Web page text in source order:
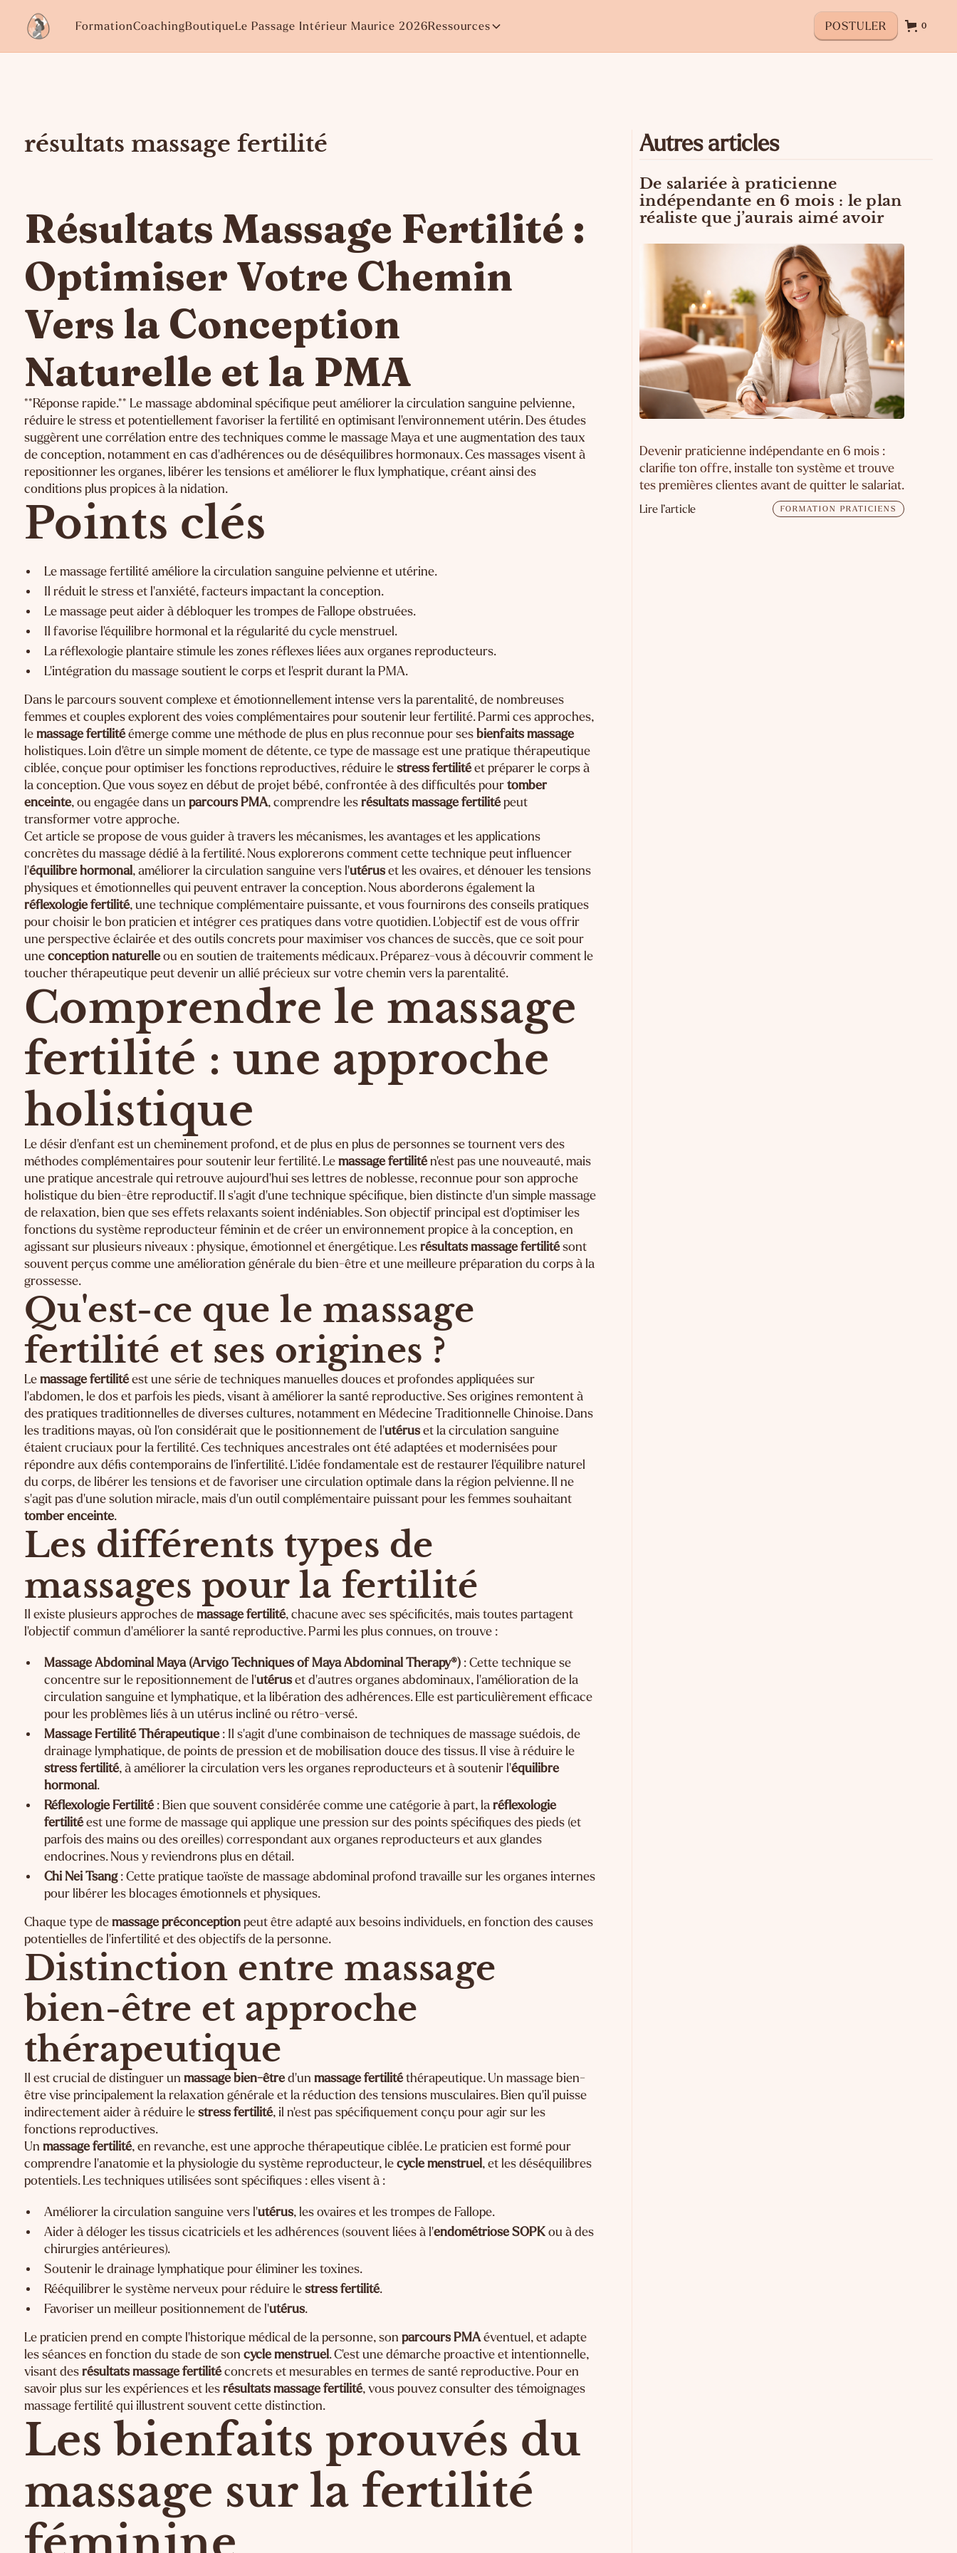
FormationCoachingBoutiqueLe Passage Intérieur Maurice 2026Ressources POSTULER 0
résultats massage fertilité
Résultats Massage Fertilité :
Optimiser Votre Chemin
Vers la Conception
Naturelle et la PMA
**Réponse rapide.** Le massage abdominal spécifique peut améliorer la circulation sanguine pelvienne,
réduire le stress et potentiellement favoriser la fertilité en optimisant l'environnement utérin. Des études
suggèrent une corrélation entre des techniques comme le massage Maya et une augmentation des taux
de conception, notamment en cas d'adhérences ou de déséquilibres hormonaux. Ces massages visent à
repositionner les organes, libérer les tensions et améliorer le flux lymphatique, créant ainsi des
conditions plus propices à la nidation.
Points clés
Le massage fertilité améliore la circulation sanguine pelvienne et utérine.
Il réduit le stress et l'anxiété, facteurs impactant la conception.
Le massage peut aider à débloquer les trompes de Fallope obstruées.
Il favorise l'équilibre hormonal et la régularité du cycle menstruel.
La réflexologie plantaire stimule les zones réflexes liées aux organes reproducteurs.
L'intégration du massage soutient le corps et l'esprit durant la PMA.
Dans le parcours souvent complexe et émotionnellement intense vers la parentalité, de nombreuses
femmes et couples explorent des voies complémentaires pour soutenir leur fertilité. Parmi ces approches,
le massage fertilitéémerge comme une méthode de plus en plus reconnue pour ses bienfaits massage
holistiques. Loin d'être un simple moment de détente, ce type de massage est une pratique thérapeutique
ciblée, conçue pour optimiser les fonctions reproductives, réduire le stress fertilitéet préparer le corps à
la conception. Que vous soyez en début de projet bébé, confrontée à des difficultés pour tomber
enceinte, ou engagée dans un parcours PMA, comprendre les résultats massage fertilitépeut
transformer votre approche.
Cet article se propose de vous guider à travers les mécanismes, les avantages et les applications
concrètes du massage dédié à la fertilité. Nous explorerons comment cette technique peut influencer
l'équilibre hormonal, améliorer la circulation sanguine vers l'utéruset les ovaires, et dénouer les tensions
physiques et émotionnelles qui peuvent entraver la conception. Nous aborderons également la
réflexologie fertilité, une technique complémentaire puissante, et vous fournirons des conseils pratiques
pour choisir le bon praticien et intégrer ces pratiques dans votre quotidien. L'objectif est de vous offrir
une perspective éclairée et des outils concrets pour maximiser vos chances de succès, que ce soit pour
une conception naturelleou en soutien de traitements médicaux. Préparez-vous à découvrir comment le
toucher thérapeutique peut devenir un allié précieux sur votre chemin vers la parentalité.
Comprendre le massage
fertilité : une approche
holistique
Le désir d'enfant est un cheminement profond, et de plus en plus de personnes se tournent vers des
méthodes complémentaires pour soutenir leur fertilité. Le massage fertilitén'est pas une nouveauté, mais
une pratique ancestrale qui retrouve aujourd'hui ses lettres de noblesse, reconnue pour son approche
holistique du bien-être reproductif. Il s'agit d'une technique spécifique, bien distincte d'un simple massage
de relaxation, bien que ses effets relaxants soient indéniables. Son objectif principal est d'optimiser les
fonctions du système reproducteur féminin et de créer un environnement propice à la conception, en
agissant sur plusieurs niveaux : physique, émotionnel et énergétique. Les résultats massage fertilitésont
souvent perçus comme une amélioration générale du bien-être et une meilleure préparation du corps à la
grossesse.
Qu'est-ce que le massage
fertilité et ses origines ?
Le massage fertilitéest une série de techniques manuelles douces et profondes appliquées sur
l'abdomen, le dos et parfois les pieds, visant à améliorer la santé reproductive. Ses origines remontent à
des pratiques traditionnelles de diverses cultures, notamment en Médecine Traditionnelle Chinoise. Dans
les traditions mayas, où l'on considérait que le positionnement de l'utéruset la circulation sanguine
étaient cruciaux pour la fertilité. Ces techniques ancestrales ont été adaptées et modernisées pour
répondre aux défis contemporains de l'infertilité. L'idée fondamentale est de restaurer l'équilibre naturel
du corps, de libérer les tensions et de favoriser une circulation optimale dans la région pelvienne. Il ne
s'agit pas d'une solution miracle, mais d'un outil complémentaire puissant pour les femmes souhaitant
tomber enceinte.
Les différents types de
massages pour la fertilité
Il existe plusieurs approches de massage fertilité, chacune avec ses spécificités, mais toutes partagent
l'objectif commun d'améliorer la santé reproductive. Parmi les plus connues, on trouve :
Massage Abdominal Maya (Arvigo Techniques of Maya Abdominal Therapy®): Cette technique se
concentre sur le repositionnement de l'utéruset d'autres organes abdominaux, l'amélioration de la
circulation sanguine et lymphatique, et la libération des adhérences. Elle est particulièrement efficace
pour les problèmes liés à un utérus incliné ou rétro-versé.
Massage Fertilité Thérapeutique: Il s'agit d'une combinaison de techniques de massage suédois, de
drainage lymphatique, de points de pression et de mobilisation douce des tissus. Il vise à réduire le
stress fertilité, à améliorer la circulation vers les organes reproducteurs et à soutenir l'équilibre
hormonal.
Réflexologie Fertilité: Bien que souvent considérée comme une catégorie à part, la réflexologie
fertilitéest une forme de massage qui applique une pression sur des points spécifiques des pieds (et
parfois des mains ou des oreilles) correspondant aux organes reproducteurs et aux glandes
endocrines. Nous y reviendrons plus en détail.
Chi Nei Tsang: Cette pratique taoïste de massage abdominal profond travaille sur les organes internes
pour libérer les blocages émotionnels et physiques.
Chaque type de massage préconceptionpeut être adapté aux besoins individuels, en fonction des causes
potentielles de l'infertilité et des objectifs de la personne.
Distinction entre massage
bien-être et approche
thérapeutique
Il est crucial de distinguer un massage bien-êtred'un massage fertilitéthérapeutique. Un massage bien-
être vise principalement la relaxation générale et la réduction des tensions musculaires. Bien qu'il puisse
indirectement aider à réduire le stress fertilité, il n'est pas spécifiquement conçu pour agir sur les
fonctions reproductives.
Un massage fertilité, en revanche, est une approche thérapeutique ciblée. Le praticien est formé pour
comprendre l'anatomie et la physiologie du système reproducteur, le cycle menstruel, et les déséquilibres
potentiels. Les techniques utilisées sont spécifiques : elles visent à :
Améliorer la circulation sanguine vers l'utérus, les ovaires et les trompes de Fallope.
Aider à déloger les tissus cicatriciels et les adhérences (souvent liées à l'endométriose SOPKou à des
chirurgies antérieures).
Soutenir le drainage lymphatique pour éliminer les toxines.
Rééquilibrer le système nerveux pour réduire le stress fertilité.
Favoriser un meilleur positionnement de l'utérus.
Le praticien prend en compte l'historique médical de la personne, son parcours PMAéventuel, et adapte
les séances en fonction du stade de son cycle menstruel. C'est une démarche proactive et intentionnelle,
visant des résultats massage fertilitéconcrets et mesurables en termes de santé reproductive. Pour en
savoir plus sur les expériences et les résultats massage fertilité, vous pouvez consulter des témoignages
massage fertilitéqui illustrent souvent cette distinction.
Les bienfaits prouvés du
massage sur la fertilité
Autres articles
De salariée à praticienne
indépendante en 6 mois : le plan
réaliste que j’aurais aimé avoir
Devenir praticienne indépendante en 6 mois :
clarifie ton offre, installe ton système et trouve
tes premières clientes avant de quitter le salariat.
Lire l’article FORMATION PRATICIENS